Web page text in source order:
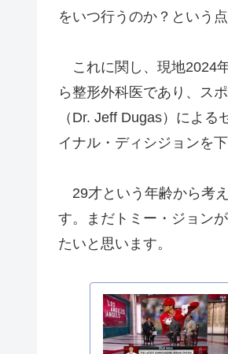
をいつ行うのか？という点
これに関し、現地2024
ら整形外科医であり、ス
（Dr. Jeff Dugas）によ
イナル・ディシジョンを
29才という年齢から考
す。まだトミー・ジョン
たいと思います。